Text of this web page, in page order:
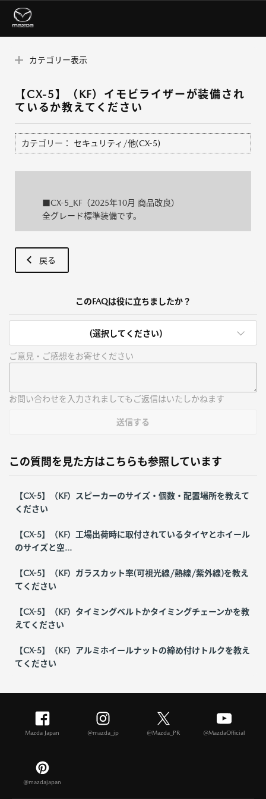
カテゴリー表示
【CX-5】（KF）イモビライザーが装備され
ているか教えてください
カテゴリー： セキュリティ/他(CX-5)
■CX-5_KF（2025年10月 商品改良）
全グレード標準装備です。
戻る
このFAQは役に立ちましたか？
(選択してください)
ご意見・ご感想をお寄せください
お問い合わせを入力されましてもご返信はいたしかねます
送信する
この質問を見た方はこちらも参照しています
【CX-5】（KF）スピーカーのサイズ・個数・配置場所を教えて
ください
【CX-5】（KF）工場出荷時に取付されているタイヤとホイール
のサイズと空...
【CX-5】（KF）ガラスカット率(可視光線/熱線/紫外線)を教え
てください
【CX-5】（KF）タイミングベルトかタイミングチェーンかを教
えてください
【CX-5】（KF）アルミホイールナットの締め付けトルクを教え
てください
Mazda Japan @mazda_jp @Mazda_PR @MazdaOfficial
@mazdajapan